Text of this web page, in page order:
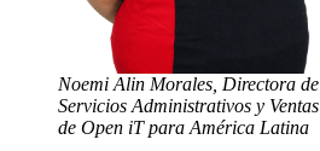
Noemi Alin Morales, Directora de
Servicios Administrativos y Ventas
de Open iT para América Latina